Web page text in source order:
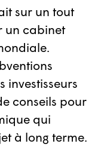
sur un tout
un cabinet
investisseurs
conseils pour
qui
à long terme.